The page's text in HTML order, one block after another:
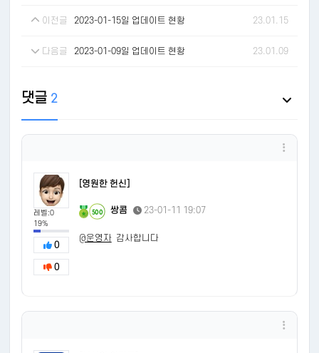
이전글 2023-01-15일 업데이트 현황 23.01.15
다음글 2023-01-09일 업데이트 현황 23.01.09
댓글 2
레벨:0
19%
0
0
[영원한 헌신]
500 쌍콤 23-01-11 19:07
@운영자감사합니다